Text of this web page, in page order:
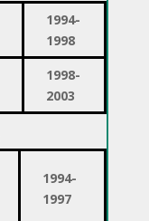
1994-
1998
1998-
2003
1994-
1997